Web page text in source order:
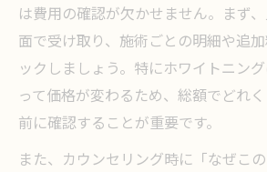
は費用の確認が欠かせません。まず
面で受け取り、施術ごとの明細や追
ックしましょう。特にホワイトニン
って価格が変わるため、総額でどれ
前に確認することが重要です。
また、カウンセリング時に「なぜこ